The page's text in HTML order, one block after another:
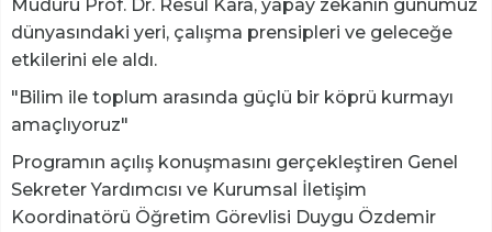
Müdürü Prof. Dr. Resul Kara, yapay zekanın günümüz
dünyasındaki yeri, çalışma prensipleri ve geleceğe
etkilerini ele aldı.
"Bilim ile toplum arasında güçlü bir köprü kurmayı
amaçlıyoruz"
Programın açılış konuşmasını gerçekleştiren Genel
Sekreter Yardımcısı ve Kurumsal İletişim
Koordinatörü Öğretim Görevlisi Duygu Özdemir